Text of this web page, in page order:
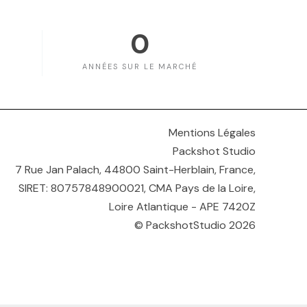
ANNÉES SUR LE MARCHÉ
0
Mentions Légales
Packshot Studio
7 Rue Jan Palach, 44800 Saint-Herblain, France,
SIRET: 80757848900021, CMA Pays de la Loire,
Loire Atlantique - APE 7420Z
© PackshotStudio 2026